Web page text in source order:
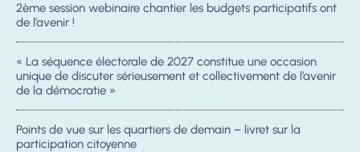
2ème session webinaire chantier les budgets participatifs ont
de l’avenir !
« La séquence électorale de 2027 constitue une occasion
unique de discuter sérieusement et collectivement de l’avenir
de la démocratie »
Points de vue sur les quartiers de demain – livret sur la
participation citoyenne